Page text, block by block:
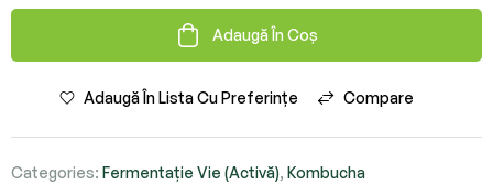
Adaugă În Coș
Adaugă În Lista Cu Preferințe Compare
Categories: Fermentație Vie (Activă), Kombucha